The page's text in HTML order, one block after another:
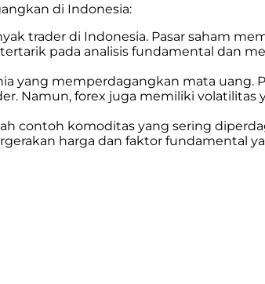
di Indonesia:
trader di Indonesia. Pasar saham
pada analisis fundamental dan
yang memperdagangkan mata uang.
Namun, forex juga memiliki
contoh komoditas yang sering
harga dan faktor fundamental